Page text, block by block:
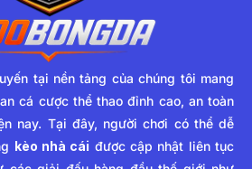
tại nền tảng của chúng tôi mang
cá cược thể thao đỉnh cao, an toàn
nay. Tại đây, người chơi có thể dễ
kèo nhà cái được cập nhật liên tục